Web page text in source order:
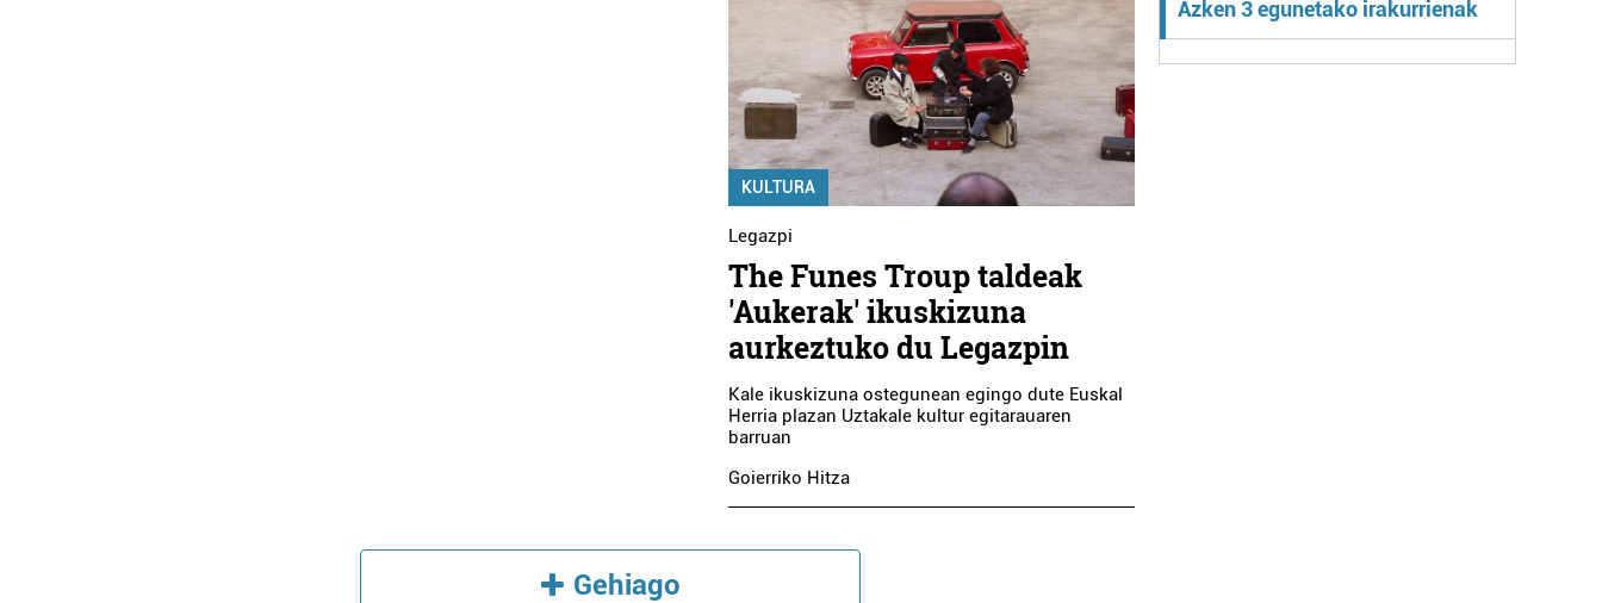
KULTURA
Legazpi
The Funes Troup taldeak
'Aukerak' ikuskizuna
aurkeztuko du Legazpin
Kale ikuskizuna ostegunean egingo dute Euskal
Herria plazan Uztakale kultur egitarauaren
barruan
Goierriko Hitza
Gehiago
Azken 3 egunetako irakurrienak